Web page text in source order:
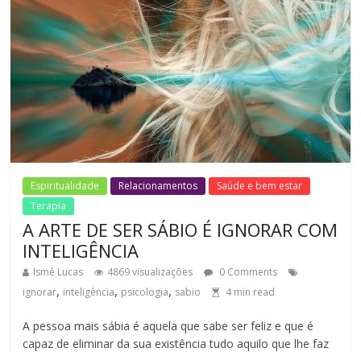
Espiritualidade Relacionamentos
Saúde e bem estar
Terapia
A ARTE DE SER SÁBIO É IGNORAR COM
INTELIGÊNCIA
Ismê Lucas 4869 visualizações
0 Comments
ignorar, inteligência, psicologia, sabio 4min read
A pessoa mais sábia é aquela que sabe ser feliz e que é
capaz de eliminar da sua existência tudo aquilo que lhe faz